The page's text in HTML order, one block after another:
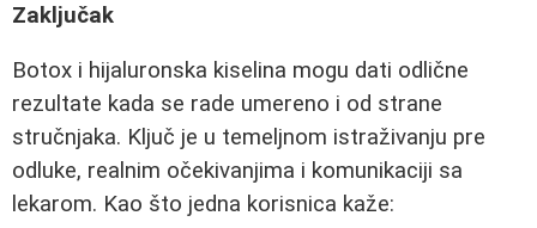
Zaključak
Botox i hijaluronska kiselina mogu dati odlične
rezultate kada se rade umereno i od strane
stručnjaka. Ključ je u temeljnom istraživanju pre
odluke, realnim očekivanjima i komunikaciji sa
lekarom. Kao što jedna korisnica kaže: